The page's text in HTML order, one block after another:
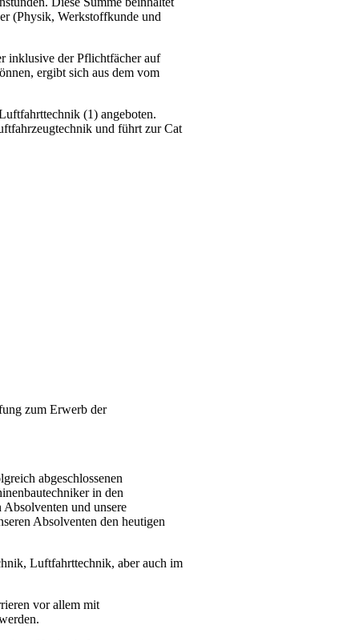
(Physik, Werkstoffkunde und
inklusive der Pflichtfächer auf
ergibt sich aus dem vom
(1) angeboten.
und führt zur Cat
zum Erwerb der
abgeschlossenen
in den
und unsere
Absolventen den heutigen
Luftfahrttechnik, aber auch im
vor allem mit